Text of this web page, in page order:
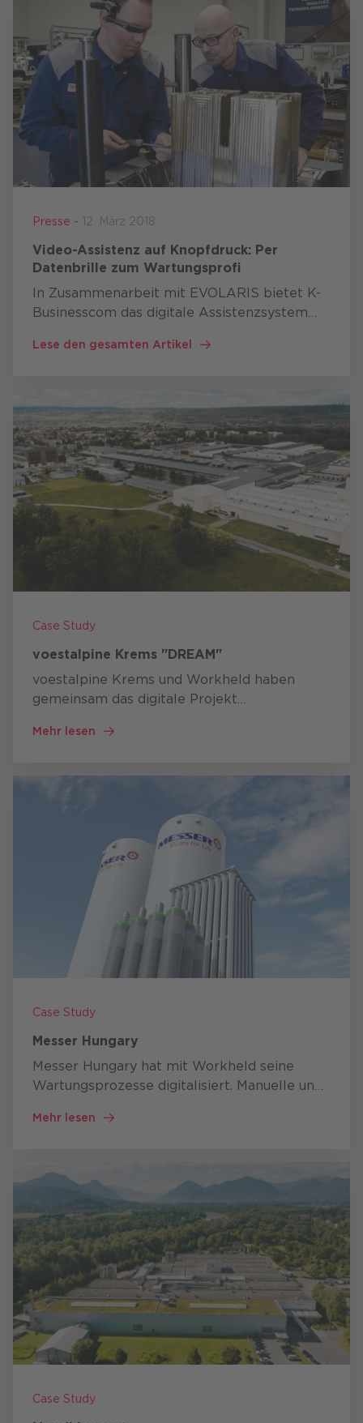
Presse - 12. März 2018
Video-Assistenz auf Knopfdruck: Per
Datenbrille zum Wartungsprofi
In Zusammenarbeit mit EVOLARIS bietet K-
Businesscom das digitale Assistenzsystem
EVOLARIS unterstützt per Video- oder
Lese den gesamten Artikel
Case Study
voestalpine Krems "DREAM"
voestalpine Krems und Workheld haben
gemeinsam das digitale Projekt
Auftragsmanagement) initiiert.
Mehr lesen
Case Study
Messer Hungary
Messer Hungary hat mit Workheld seine
Wartungsprozesse digitalisiert. Manuelle und
intuitive, digitale Lösung ersetzt. Dies führte…
Mehr lesen
Case Study